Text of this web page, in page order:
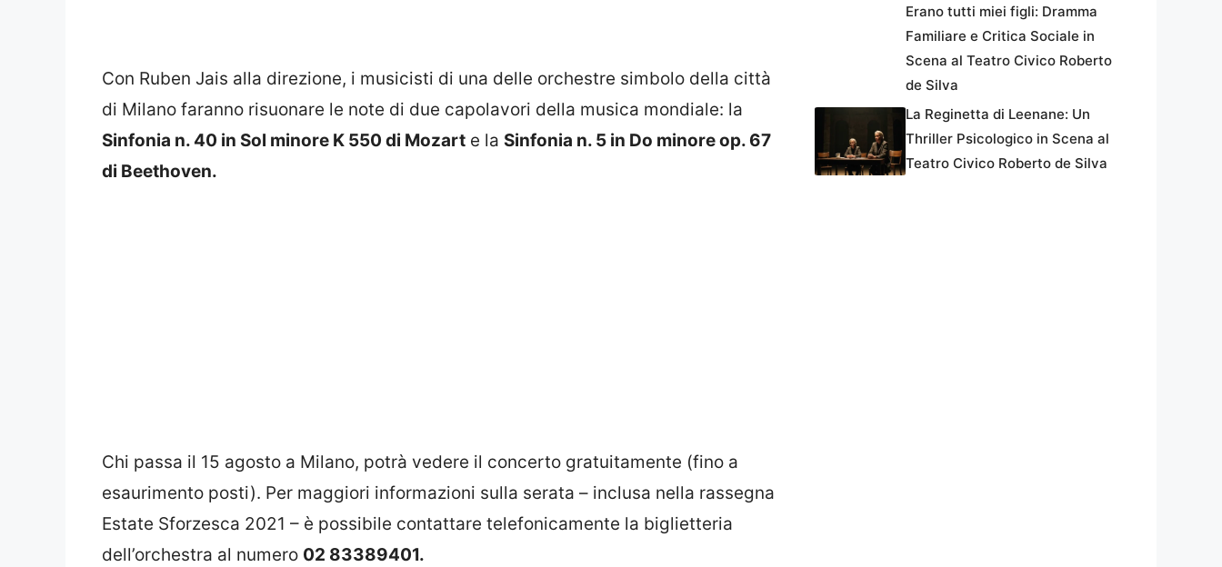
Con Ruben Jais alla direzione, i musicisti di una delle orchestre simbolo della città
di Milano faranno risuonare le note di due capolavori della musica mondiale: la
Sinfonia n. 40 in Sol minore K 550 di Mozart e la Sinfonia n. 5 in Do minore op. 67
di Beethoven.
Chi passa il 15 agosto a Milano, potrà vedere il concerto gratuitamente (fino a
esaurimento posti). Per maggiori informazioni sulla serata – inclusa nella rassegna
Estate Sforzesca 2021 – è possibile contattare telefonicamente la biglietteria
dell’orchestra al numero 02 83389401.
Erano tutti miei figli: Dramma
Familiare e Critica Sociale in
Scena al Teatro Civico Roberto
de Silva
La Reginetta di Leenane: Un
Thriller Psicologico in Scena al
Teatro Civico Roberto de Silva